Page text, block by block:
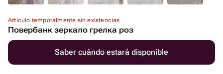
Artículo temporalmente sin existencias
Повербанк зеркало грелка роз
Saber cuándo estará disponible